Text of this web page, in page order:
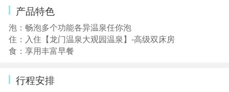
产品特色
泡：畅泡多个功能各异温泉任你泡
住：入住【龙门温泉大观园温泉】-高级双床房
食：享用丰富早餐
行程安排